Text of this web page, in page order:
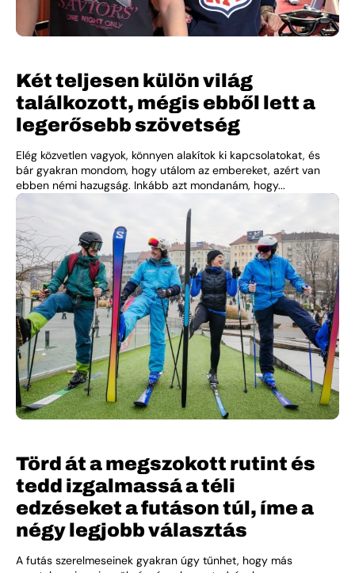
Két teljesen külön világ
találkozott, mégis ebből lett a
legerősebb szövetség
Elég közvetlen vagyok, könnyen alakítok ki kapcsolatokat, és
bár gyakran mondom, hogy utálom az embereket, azért van
ebben némi hazugság. Inkább azt mondanám, hogy...
Törd át a megszokott rutint és
tedd izgalmassá a téli
edzéseket a futáson túl, íme a
négy legjobb választás
A futás szerelmeseinek gyakran úgy tűnhet, hogy más